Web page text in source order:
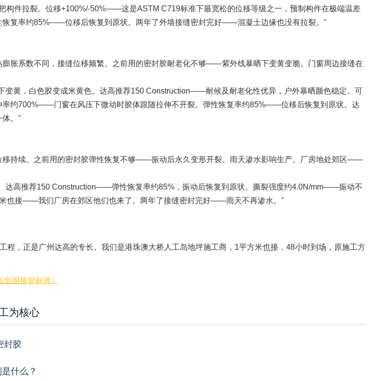
件拉裂。位移+100%/-50%——这是ASTM C719标准下最宽松的位移等级之一，预制构件在极端温差
复率约85%——位移后恢复到原状。两年了外墙接缝密封完好——混凝土边缘也没有拉裂。"
胀系数不同，接缝位移频繁。之前用的密封胶耐老化不够——紫外线暴晒下变黄变脆。门窗周边接缝在
黄，白色胶变成米黄色。达高推荐150 Construction——耐候及耐老化性优异，户外暴晒颜色稳定。可
约700%——门窗在风压下微动时胶体跟随拉伸不开裂。弹性恢复率约85%——位移后恢复到原状。达
体。"
持续。之前用的密封胶弹性恢复不够——振动后永久变形开裂。雨天渗水影响生产。厂房地处郊区——
高推荐150 Construction——弹性恢复率约85%，振动后恢复到原状。撕裂强度约4.0N/mm——振动不
也接——我们厂房在郊区他们也来了。两年了接缝密封完好——雨天不再渗水。"
，正是广州达高的专长。我们是港珠澳大桥人工岛地坪施工商，1平方米也接，48小时到场，原施工方
国接管标准》
为核心
封胶
什么？